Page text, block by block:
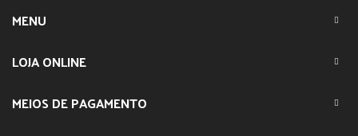
MENU
LOJA ONLINE
MEIOS DE PAGAMENTO